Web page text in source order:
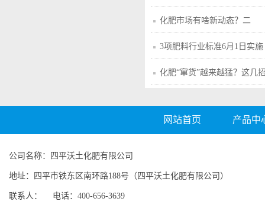
化肥市场有啥新动态？二
3项肥料行业标准6月1日实施
化肥“窜货”越来越猛？这几
网站首页 产品中
公司名称：四平沃土化肥有限公司
地址：四平市铁东区南环路188号（四平沃土化肥有限公司）
联系人： 电话：400-656-3639